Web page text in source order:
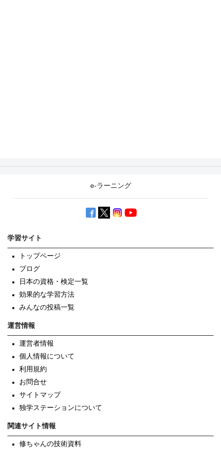
e-ラーニング
学習サイト
トップページ
ブログ
日本の資格・検定一覧
効果的な学習方法
みんなの投稿一覧
運営情報
運営者情報
個人情報について
利用規約
お問合せ
サイトマップ
独学ステーションについて
関連サイト情報
修ちゃんの技術資料